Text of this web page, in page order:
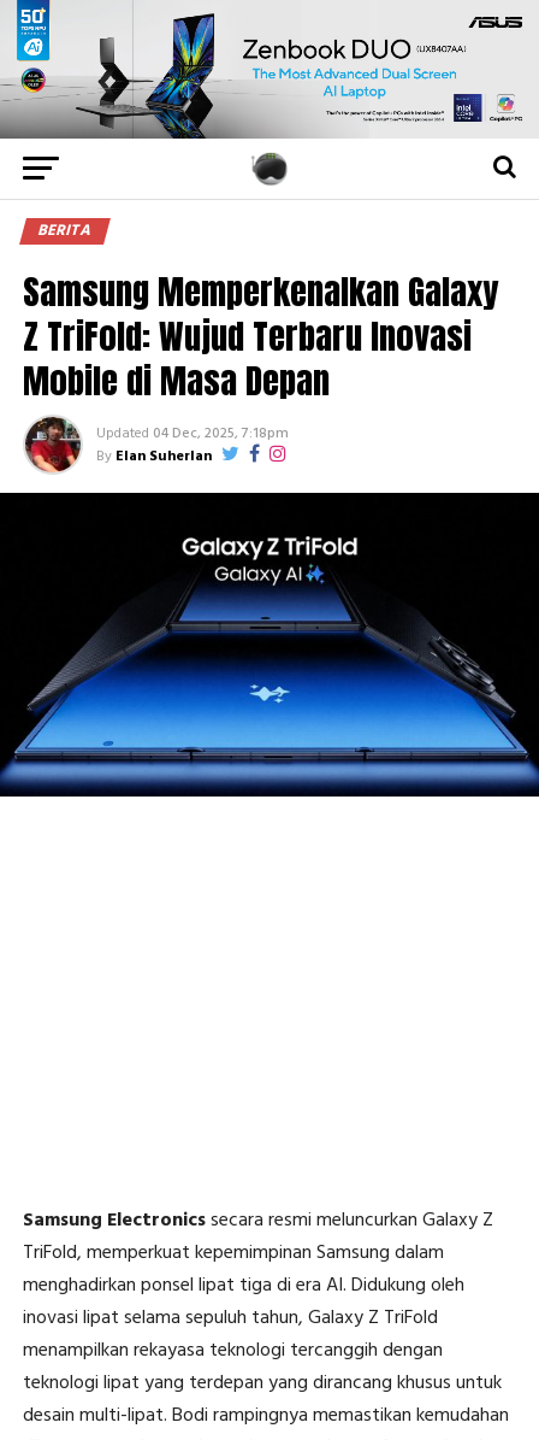
BERITA
Samsung Memperkenalkan Galaxy
Z TriFold: Wujud Terbaru Inovasi
Mobile di Masa Depan
Updated 04 Dec, 2025, 7:18pm
By Elan Suherlan
Samsung Electronicssecara resmi meluncurkan Galaxy Z
TriFold, memperkuat kepemimpinan Samsung dalam
menghadirkan ponsel lipat tiga di era AI. Didukung oleh
inovasi lipat selama sepuluh tahun, Galaxy Z TriFold
menampilkan rekayasa teknologi tercanggih dengan
teknologi lipat yang terdepan yang dirancang khusus untuk
desain multi-lipat. Bodi rampingnya memastikan kemudahan